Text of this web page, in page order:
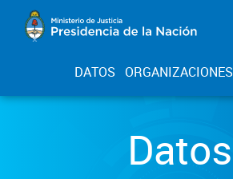
DATOS ORGANIZACIONES
Datos